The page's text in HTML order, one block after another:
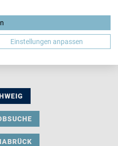
DE
Einstellungen anpassen